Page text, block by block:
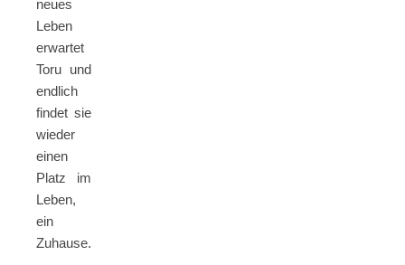
neues
Leben
erwartet
Toru und
endlich
findet sie
wieder
einen
Platz im
Leben,
ein
Zuhause.